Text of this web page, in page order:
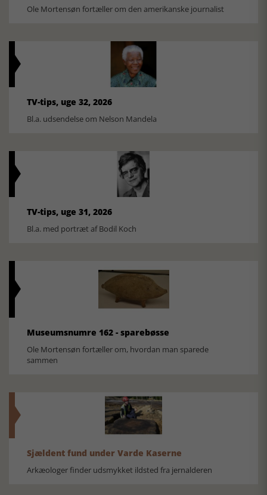
Ole Mortensøn fortæller om den amerikanske journalist
TV-tips, uge 32, 2026
Bl.a. udsendelse om Nelson Mandela
TV-tips, uge 31, 2026
Bl.a. med portræt af Bodil Koch
Museumsnumre 162 - sparebøsse
Ole Mortensøn fortæller om, hvordan man sparede
sammen
Sjældent fund under Varde Kaserne
Arkæologer finder udsmykket ildsted fra jernalderen